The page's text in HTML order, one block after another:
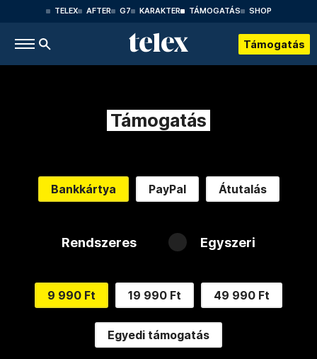
TELEX AFTER G7 KARAKTER TÁMOGATÁS SHOP
Támogatás
Támogatás
Bankkártya PayPal Átutalás
Rendszeres Egyszeri
9 990 Ft 19 990 Ft 49 990 Ft
Egyedi támogatás